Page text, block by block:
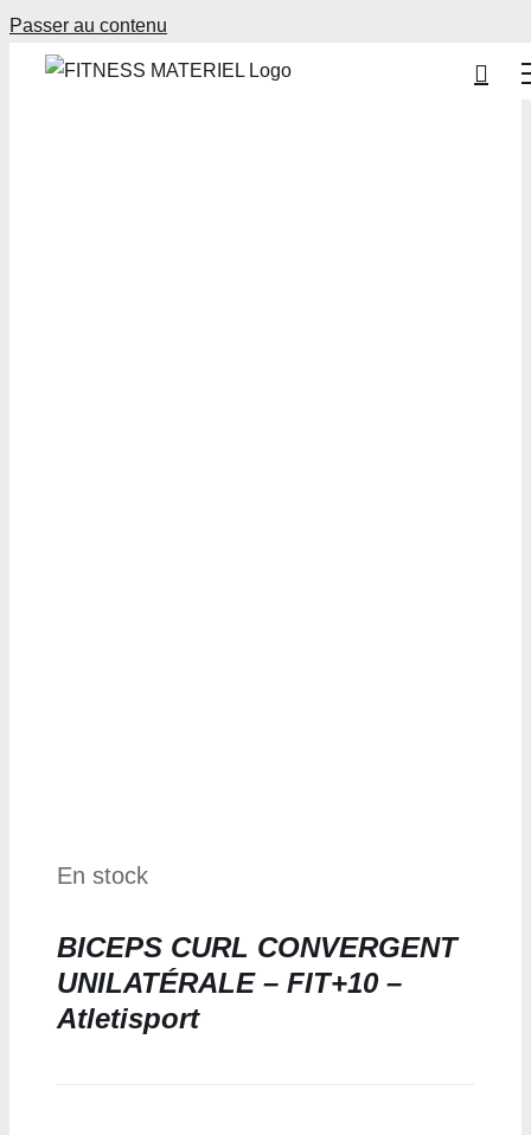
Passer au contenu
En stock
BICEPS CURL CONVERGENT
UNILATÉRALE – FIT+10 –
Atletisport